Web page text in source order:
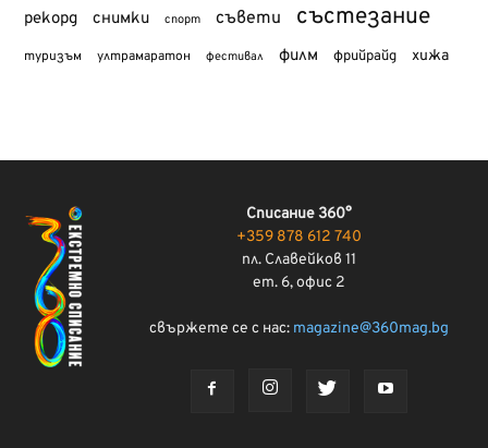
рекорд снимки спорт съвети състезание
туризъм ултрамаратон фестивал филм фрийрайд хижа
Списание 360°
+359 878 612 740
пл. Славейков 11
ет. 6, офис 2
свържете се с нас: magazine@360mag.bg